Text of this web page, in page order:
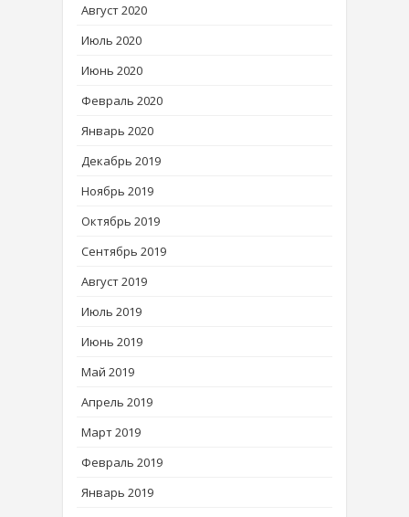
Август 2020
Июль 2020
Июнь 2020
Февраль 2020
Январь 2020
Декабрь 2019
Ноябрь 2019
Октябрь 2019
Сентябрь 2019
Август 2019
Июль 2019
Июнь 2019
Май 2019
Апрель 2019
Март 2019
Февраль 2019
Январь 2019